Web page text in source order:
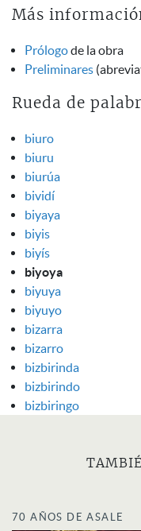
Más
Prólogode la obra
Preliminares
Rueda de
biuro
biuru
biurúa
bividí
biyaya
biyis
biyís
biyoya
biyuya
biyuyo
bizarra
bizarro
bizbirinda
bizbirindo
bizbiringo
70 AÑOS DE ASALE